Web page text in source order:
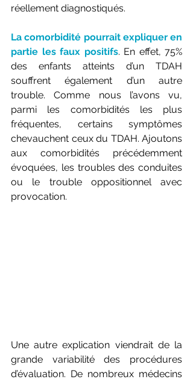
réellement diagnostiqués.
La comorbidité pourrait expliquer en
partie les faux positifs. En effet, 75%
des enfants atteints d’un TDAH
souffrent également d’un autre
trouble. Comme nous l’avons vu,
parmi les comorbidités les plus
fréquentes, certains symptômes
chevauchent ceux du TDAH. Ajoutons
aux comorbidités précédemment
évoquées, les troubles des conduites
ou le trouble oppositionnel avec
provocation.
Une autre explication viendrait de la
grande variabilité des procédures
d’évaluation. De nombreux médecins